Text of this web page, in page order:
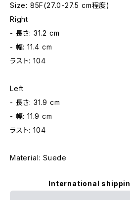
Size: 85F(27.0-27.5 cm程度)
Right
- 長さ: 31.2 cm
- 幅: 11.4 cm
ラスト: 104
Left
- 長さ: 31.9 cm
- 幅: 11.9 cm
ラスト: 104
Material: Suede
International